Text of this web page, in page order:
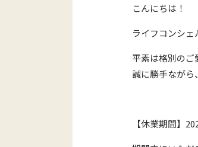
こんにちは！
ライフコンシェ
平素は格別のご
誠に勝手ながら
【休業期間】